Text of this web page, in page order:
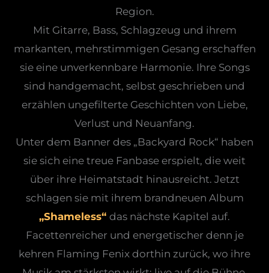
Region.
Mit Gitarre, Bass, Schlagzeug und ihrem
markanten, mehrstimmigen Gesang erschaffen
sie eine unverkennbare Harmonie. Ihre Songs
sind handgemacht, selbst geschrieben und
erzählen ungefilterte Geschichten von Liebe,
Verlust und Neuanfang.
Unter dem Banner des „Backyard Rock“ haben
sie sich eine treue Fanbase erspielt, die weit
über ihre Heimatstadt hinausreicht. Jetzt
schlagen sie mit ihrem brandneuen Album
„Shameless“ das nächste Kapitel auf.
Facettenreicher und energetischer denn je
kehren Flaming Fenix dorthin zurück, wo ihre